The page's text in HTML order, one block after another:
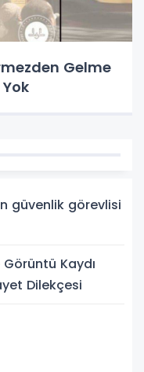
Gelme
güvenlik görevlisi
Kaydı
Dilekçesi